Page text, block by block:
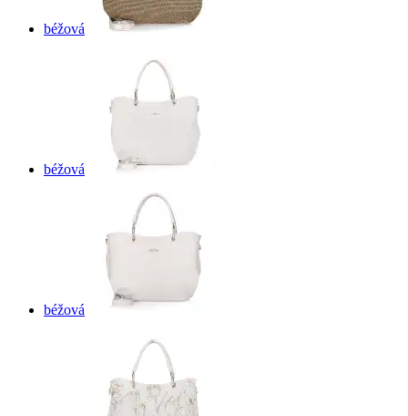
béžová
béžová
béžová